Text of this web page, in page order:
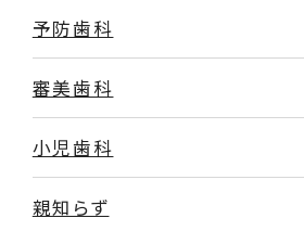
予防歯科
審美歯科
小児歯科
親知らず